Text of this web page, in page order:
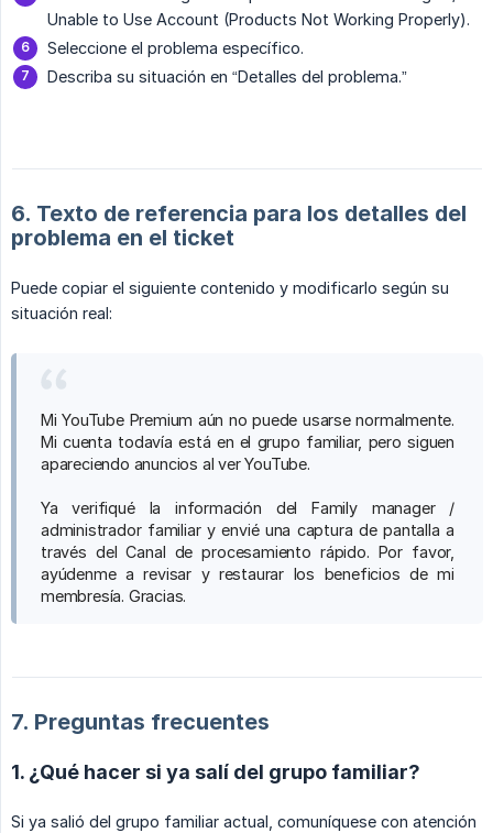
Unable to Use Account (Products Not Working Properly).
Seleccione el problema específico.
Describa su situación en “Detalles del problema.”
6. Texto de referencia para los detalles del
problema en el ticket
Puede copiar el siguiente contenido y modificarlo según su
situación real:
Mi YouTube Premium aún no puede usarse normalmente.
Mi cuenta todavía está en el grupo familiar, pero siguen
apareciendo anuncios al ver YouTube.
Ya verifiqué la información del Family manager /
administrador familiar y envié una captura de pantalla a
través del Canal de procesamiento rápido. Por favor,
ayúdenme a revisar y restaurar los beneficios de mi
membresía. Gracias.
7. Preguntas frecuentes
1. ¿Qué hacer si ya salí del grupo familiar?
Si ya salió del grupo familiar actual, comuníquese con atención